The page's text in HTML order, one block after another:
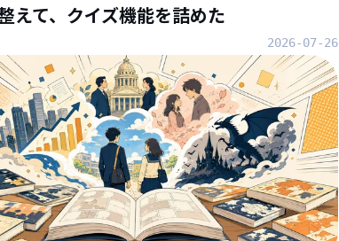
えて、クイズ機能を詰めた
2026-07-26